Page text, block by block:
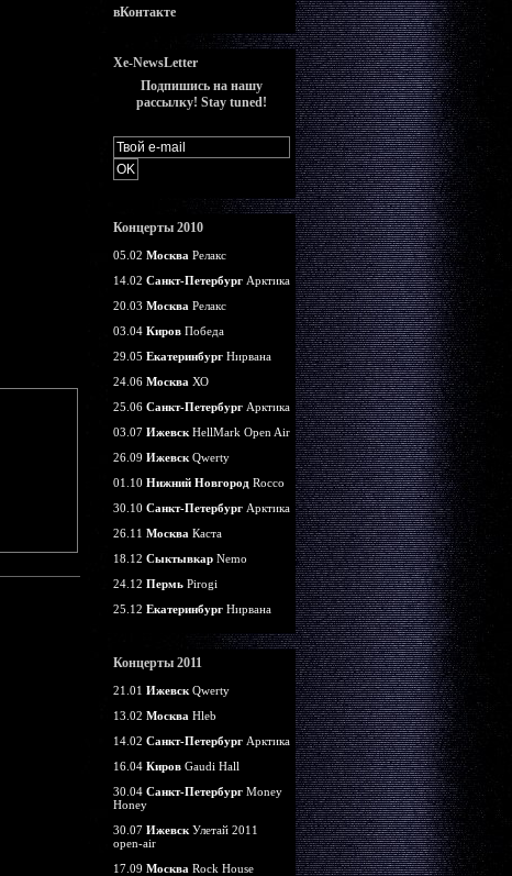
вКонтакте
Xe-NewsLetter
Подпишись на нашу
рассылку! Stay tuned!
Концерты 2010
05.02 Москва Релакс
14.02 Санкт-ПетербургАрктика
20.03 Москва Релакс
03.04 КировПобеда
29.05 ЕкатеринбургНирвана
24.06 Москва ХО
25.06 Санкт-ПетербургАрктика
03.07 ИжевскHellMark Open Air
26.09 ИжевскQwerty
01.10 Нижний НовгородRocco
30.10 Санкт-ПетербургАрктика
26.11 Москва Каста
18.12 СыктывкарNemo
24.12 ПермьPirogi
25.12 ЕкатеринбургНирвана
Концерты 2011
21.01 ИжевскQwerty
13.02 Москва Hleb
14.02 Санкт-ПетербургАрктика
16.04 КировGaudi Hall
30.04 Санкт-ПетербургMoney
Honey
30.07 ИжевскУлетай 2011
open-air
17.09 Москва Rock House